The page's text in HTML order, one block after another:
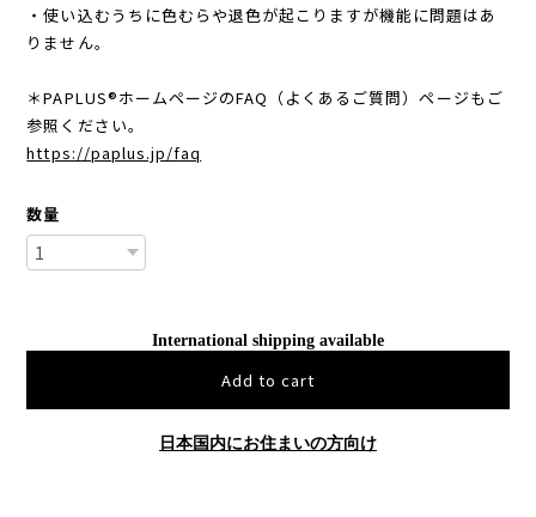
・使い込むうちに色むらや退色が起こりますが機能に問題はあ
りません。
＊PAPLUS®ホームページのFAQ（よくあるご質問）ページもご
参照ください。
https://paplus.jp/faq
数量
International shipping available
Add to cart
日本国内にお住まいの方向け